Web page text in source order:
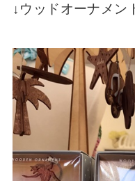
↓ウッドオーナメン